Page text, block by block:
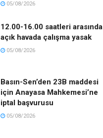
05/08/2026
12.00-16.00 saatleri arasında
açık havada çalışma yasak
05/08/2026
Basın-Sen’den 23B maddesi
için Anayasa Mahkemesi’ne
iptal başvurusu
05/08/2026